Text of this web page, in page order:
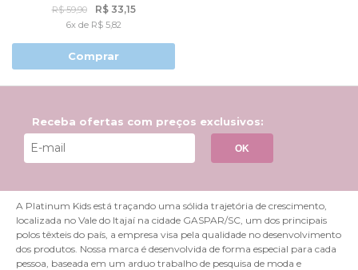
R$ 59,90 R$ 33,15
6x de R$ 5,82
Comprar
Receba ofertas com preços exclusivos:
OK
A Platinum Kids está traçando uma sólida trajetória de crescimento,
localizada no Vale do Itajaí na cidade GASPAR/SC, um dos principais
polos têxteis do país, a empresa visa pela qualidade no desenvolvimento
dos produtos. Nossa marca é desenvolvida de forma especial para cada
pessoa, baseada em um arduo trabalho de pesquisa de moda e